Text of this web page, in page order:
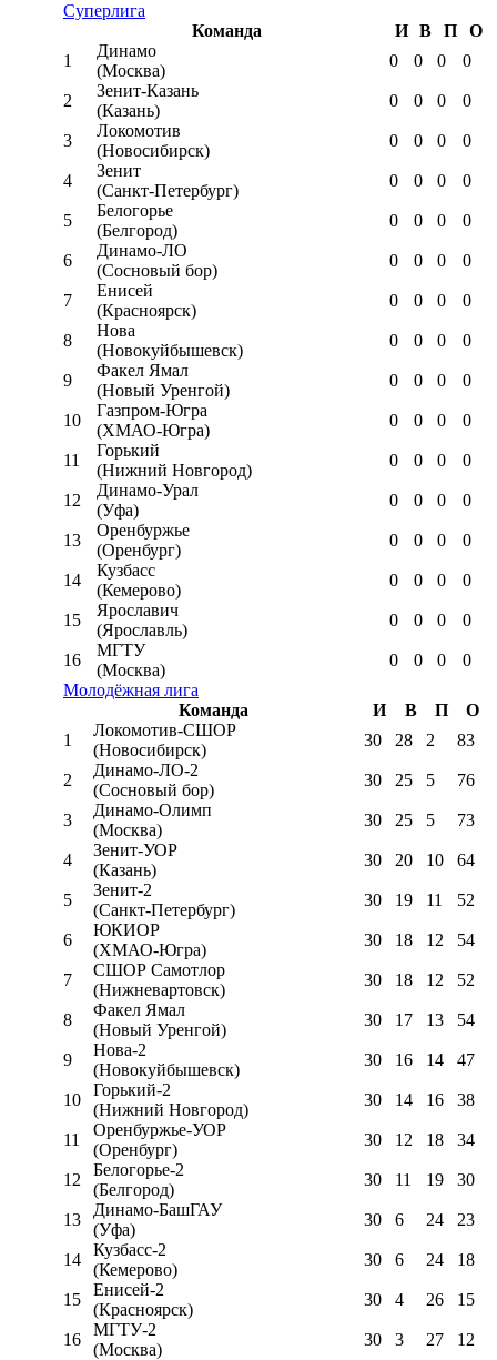
Суперлига
Команда
И В П
О
1
Динамо
(Москва)
0 0 0 0
2
Зенит-Казань
(Казань)
0 0 0 0
3
Локомотив
(Новосибирск)
0 0 0 0
4
Зенит
(Санкт-Петербург)
0 0 0 0
5
Белогорье
(Белгород)
0 0 0 0
6
Динамо-ЛО
(Сосновый бор)
0 0 0 0
7
Енисей
(Красноярск)
0 0 0 0
8
Нова
(Новокуйбышевск)
0 0 0 0
9
Факел Ямал
(Новый Уренгой)
0 0 0 0
10
Газпром-Югра
(ХМАО-Югра)
0 0 0 0
11
Горький
(Нижний Новгород)
0 0 0 0
12
Динамо-Урал
(Уфа)
0 0 0 0
13
Оренбуржье
(Оренбург)
0 0 0 0
14
Кузбасс
(Кемерово)
0 0 0 0
15
Ярославич
(Ярославль)
0 0 0 0
16
МГТУ
(Москва)
0 0 0
0
Молодёжная лига
Команда
И В П
О
1
Локомотив-CШОР
(Новосибирск)
30 28 2 83
2
Динамо-ЛО-2
(Сосновый бор)
30 25 5 76
3
Динамо-Олимп
(Москва)
30 25 5 73
4
Зенит-УОР
(Казань)
30 20 10 64
5
Зенит-2
(Санкт-Петербург)
30 19 11 52
6
ЮКИОР
(ХМАО-Югра)
30 18 12 54
7
СШОР Самотлор
(Нижневартовск)
30 18 12 52
8
Факел Ямал
(Новый Уренгой)
30 17 13 54
9
Нова-2
(Новокуйбышевск)
30 16 14 47
10
Горький-2
(Нижний Новгород)
30 14 16 38
11
Оренбуржье-УОР
(Оренбург)
30 12 18 34
12
Белогорье-2
(Белгород)
30 11 19 30
13
Динамо-БашГАУ
(Уфа)
30 6 24 23
14
Кузбасс-2
(Кемерово)
30 6 24 18
15
Енисей-2
(Красноярск)
30 4 26 15
16
МГТУ-2
(Москва)
30 3 27 12